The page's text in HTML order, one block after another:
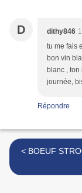
D dithy846
tu me fais
bon vin
blanc ,
journée,
Répondre
< BOEUF